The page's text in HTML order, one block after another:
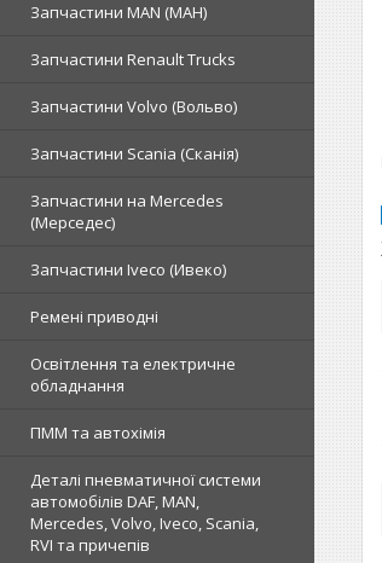
Запчастини MAN (МАН)
Запчастини Renault Trucks
Запчастини Volvo (Вольво)
Запчастини Scania (Сканія)
Запчастини на Mercedes
(Мерседес)
Запчастини Iveco (Ивеко)
Ремені приводні
Освітлення та електричне
обладнання
ПММ та автохімія
Деталі пневматичної системи
автомобілів DAF, MAN,
Mercedes, Volvo, Iveco, Scania,
RVI та причепів